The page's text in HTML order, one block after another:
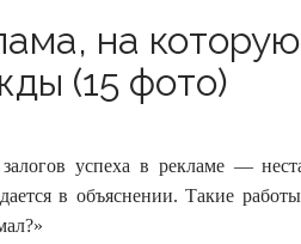
на
(15 фото)
успеха в рекламе —
в объяснении. Такие